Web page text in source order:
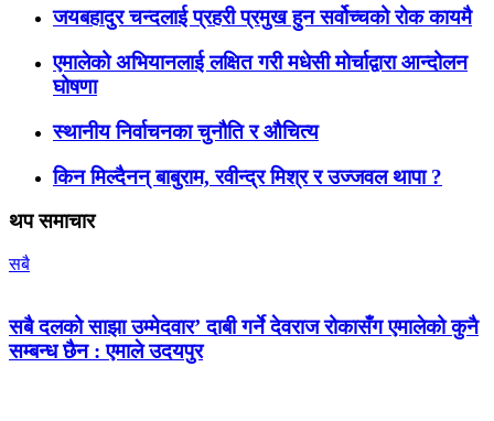
जयबहादुर चन्दलाई प्रहरी प्रमुख हुन सर्वोच्चको रोक कायमै
एमालेको अभियानलाई लक्षित गरी मधेसी मोर्चाद्वारा आन्दोलन
घोषणा
स्थानीय निर्वाचनका चुनौति र औचित्य
किन मिल्दैनन् बाबुराम, रवीन्द्र मिश्र र उज्जवल थापा ?
थप समाचार
सबै
सबै दलको साझा उम्मेदवार’ दाबी गर्ने देवराज रोकासँग एमालेको कुनै
सम्बन्ध छैन : एमाले उदयपुर